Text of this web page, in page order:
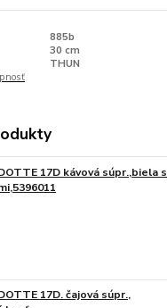
885b
30 cm
THUN
17D kávová súpr.,biela s
17D. čajová súpr.,